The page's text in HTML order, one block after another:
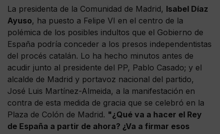
La presidenta de la Comunidad de Madrid, Isabel Díaz
Ayuso, ha puesto a Felipe VI en el centro de la
polémica de los posibles indultos que el Gobierno de
España podría conceder a los presos independentistas
del procés catalán. Lo ha hecho minutos antes de
acudir junto al presidente del PP, Pablo Casado; y el
alcalde de Madrid y portavoz nacional del partido,
José Luis Martínez-Almeida, a la manifestación en
contra de esta medida de gracia que se celebró en la
Plaza de Colón de Madrid. "¿Qué va a hacer el Rey
de España a partir de ahora? ¿Va a firmar esos